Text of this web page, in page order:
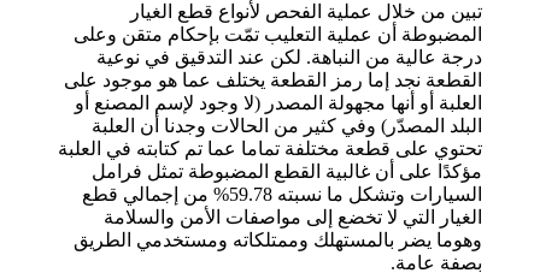
تبين من خلال عملية الفحص لأنواع قطع الغيار
المضبوطة أن عملية التعليب تمّت بإحكام متقن وعلى
درجة عالية من النباهة. لكن عند التدقيق في نوعية
القطعة نجد إما رمز القطعة يختلف عما هو موجود على
العلبة أو أنها مجهولة المصدر (لا وجود لإسم المصنع أو
البلد المصدّر) وفي كثير من الحالات وجدنا أن العلبة
تحتوي على قطعة مختلفة تماما عما تم كتابته في العلبة
مؤكدًا على أن غالبية القطع المضبوطة تمثل فرامل
السيارات وتشكل ما نسبته 59.78% من إجمالي قطع
الغيار التي لا تخضع إلى مواصفات الأمن والسلامة
وهوما يضر بالمستهلك وممتلكاته ومستخدمي الطريق
بصفة عامة.